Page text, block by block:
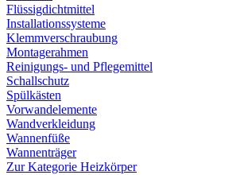
Flüssigdichtmittel
Installationssysteme
Klemmverschraubung
Montagerahmen
Reinigungs- und Pflegemittel
Schallschutz
Spülkästen
Vorwandelemente
Wandverkleidung
Wannenfüße
Wannenträger
Zur Kategorie Heizkörper